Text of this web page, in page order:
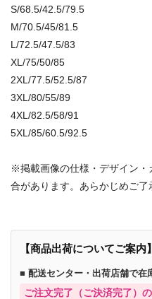
S/68.5/42.5/79.5
M/70.5/45/81.5
L/72.5/47.5/83
XL/75/50/85
2XL/77.5/52.5/87
3XL/80/55/89
4XL/82.5/58/91
5XL/85/60.5/92.5
※掲載画像の仕様・デザイン・
合があります。あらかじめご了
【商品出荷についてご案内】
■ 配送センター・出荷店舗で在
ご注文完了（ご決済完了）